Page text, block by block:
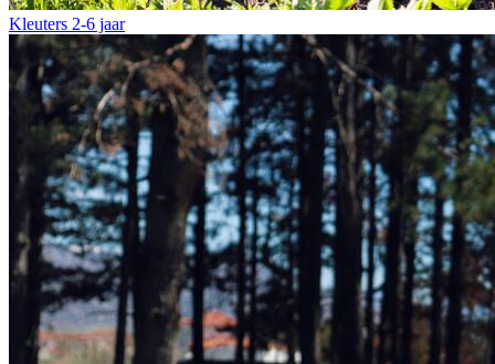
Kleuters 2-6 jaar